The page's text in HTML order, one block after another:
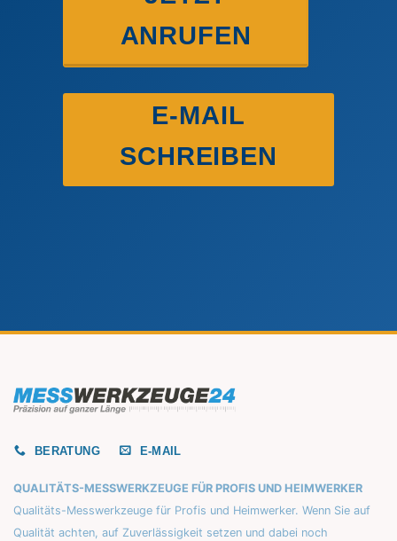
ANRUFEN
E-MAIL
SCHREIBEN
BERATUNG E-MAIL
QUALITÄTS-MESSWERKZEUGE FÜR PROFIS UND HEIMWERKER
Qualitäts-Messwerkzeuge für Profis und Heimwerker. Wenn Sie auf
Qualität achten, auf Zuverlässigkeit setzen und dabei noch